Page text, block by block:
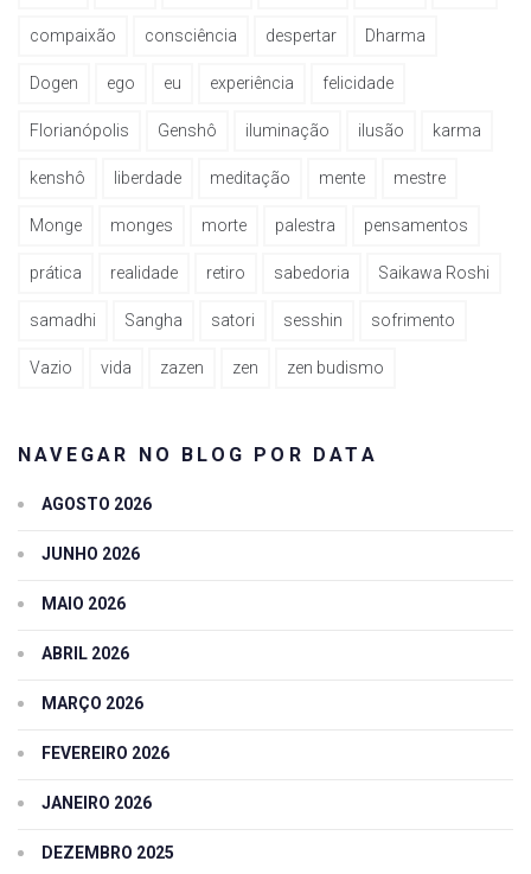
compaixão consciência despertar Dharma
Dogen ego eu experiência felicidade
Florianópolis Genshô iluminação ilusão karma
kenshô liberdade meditação mente mestre
Monge monges morte palestra pensamentos
prática realidade retiro sabedoria Saikawa Roshi
samadhi Sangha satori sesshin sofrimento
Vazio vida zazen zen zen budismo
NAVEGAR NO BLOG POR DATA
AGOSTO 2026
JUNHO 2026
MAIO 2026
ABRIL 2026
MARÇO 2026
FEVEREIRO 2026
JANEIRO 2026
DEZEMBRO 2025